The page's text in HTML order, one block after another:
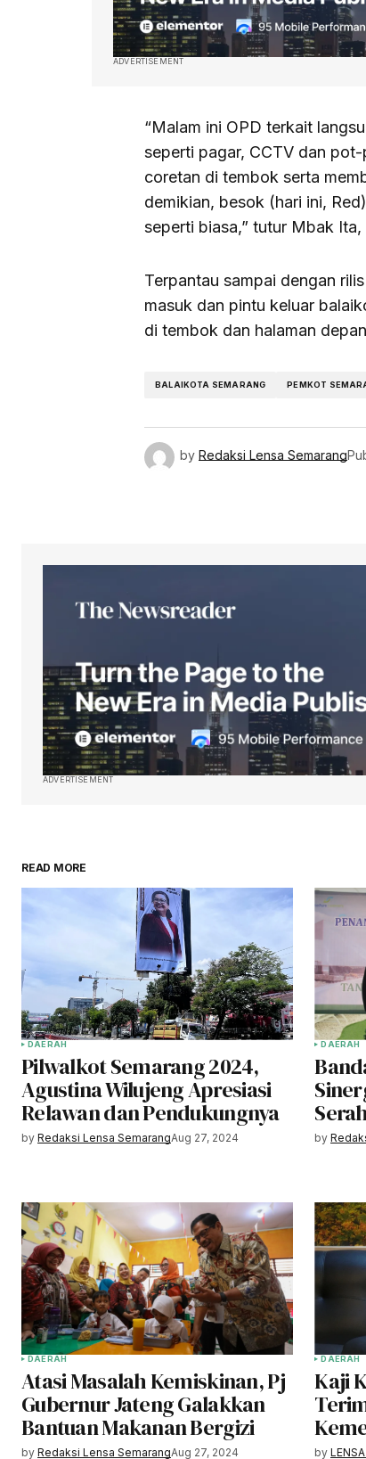
ADVERTISEMENT
“Malam ini OPD terkait
seperti pagar, CCTV dan
coretan di tembok serta
demikian, besok (hari ini,
seperti biasa,” tutur Mbak
Terpantau sampai dengan
masuk dan pintu keluar
di tembok dan halaman
BALAIKOTA SEMARANG PEMKOT
by Redaksi Lensa Semarang
ADVERTISEMENT
READ MORE
DAERAH
Pilwalkot Semarang 2024,
Agustina Wilujeng Apresiasi
Relawan dan Pendukungnya
by Redaksi Lensa SemarangAug 27, 2024
DAERAH
by
DAERAH
Atasi Masalah Kemiskinan, Pj
Gubernur Jateng Galakkan
Bantuan Makanan Bergizi
by Redaksi Lensa SemarangAug 27, 2024
DAERAH
Kaji
by